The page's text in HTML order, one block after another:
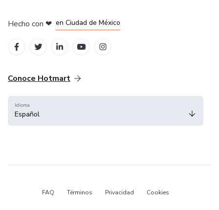
Hecho con ❤ en Ciudad de México
Conoce Hotmart
Idioma
Español
FAQ Términos Privacidad Cookies